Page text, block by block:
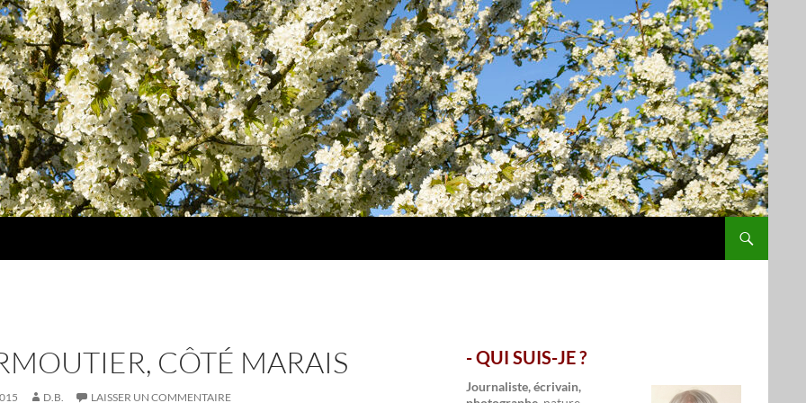
CÔTÉ MARAIS
D.B. LAISSER UN COMMENTAIRE
- QUI SUIS-JE ?
Journaliste, écrivain,